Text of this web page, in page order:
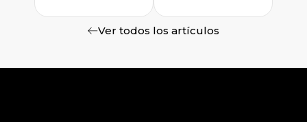
Ver todos los artículos